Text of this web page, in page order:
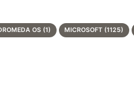
OS (1) MICROSOFT (1125)